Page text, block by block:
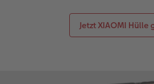
Jetzt XIAOMI Hülle